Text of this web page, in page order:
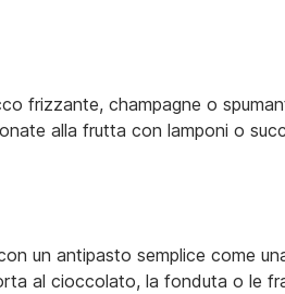
frizzante, champagne o
alla frutta con lamponi o
un antipasto semplice come
al cioccolato, la fonduta o le